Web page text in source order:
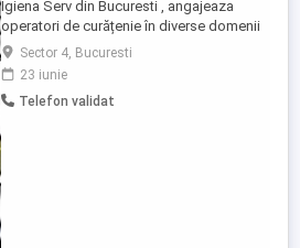
Igiena Serv din Bucuresti , angajeaza
operatori de curățenie în diverse domenii
pentru deplasari in tara la beneficiari.
Angajam persoane din Bucuresti si
imprejurimi ! Asiguram carte de munca și
cazare peste tot pe unde se merge.
Sector 4, Bucuresti
23 iunie
Telefon validat